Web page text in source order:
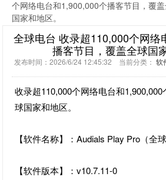
个网络电台和1,900,000个播客节目，覆
国家和地区。
全球电台 收录超110,000个网络
播客节目，覆盖全球国
发布时间：2026/6/24 12:45:32 当前分类： 软
收录超110,000个网络电台和
球国家和地区。
【软件名称】：Audials Play Pro（全
【软件版本】：v10.7.11-0